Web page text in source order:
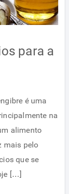
para a
é uma
na
alimento
mais pelo
que se
[…]